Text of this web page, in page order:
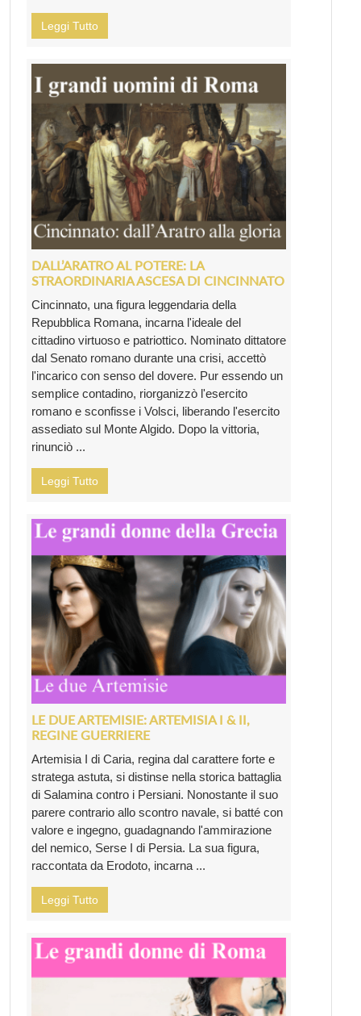
Leggi Tutto
DALL’ARATRO AL POTERE: LA
STRAORDINARIA ASCESA DI CINCINNATO
Cincinnato, una figura leggendaria della
Repubblica Romana, incarna l'ideale del
cittadino virtuoso e patriottico. Nominato dittatore
dal Senato romano durante una crisi, accettò
l'incarico con senso del dovere. Pur essendo un
semplice contadino, riorganizzò l'esercito
romano e sconfisse i Volsci, liberando l'esercito
assediato sul Monte Algido. Dopo la vittoria,
rinunciò ...
Leggi Tutto
LE DUE ARTEMISIE: ARTEMISIA I & II,
REGINE GUERRIERE
Artemisia I di Caria, regina dal carattere forte e
stratega astuta, si distinse nella storica battaglia
di Salamina contro i Persiani. Nonostante il suo
parere contrario allo scontro navale, si batté con
valore e ingegno, guadagnando l'ammirazione
del nemico, Serse I di Persia. La sua figura,
raccontata da Erodoto, incarna ...
Leggi Tutto